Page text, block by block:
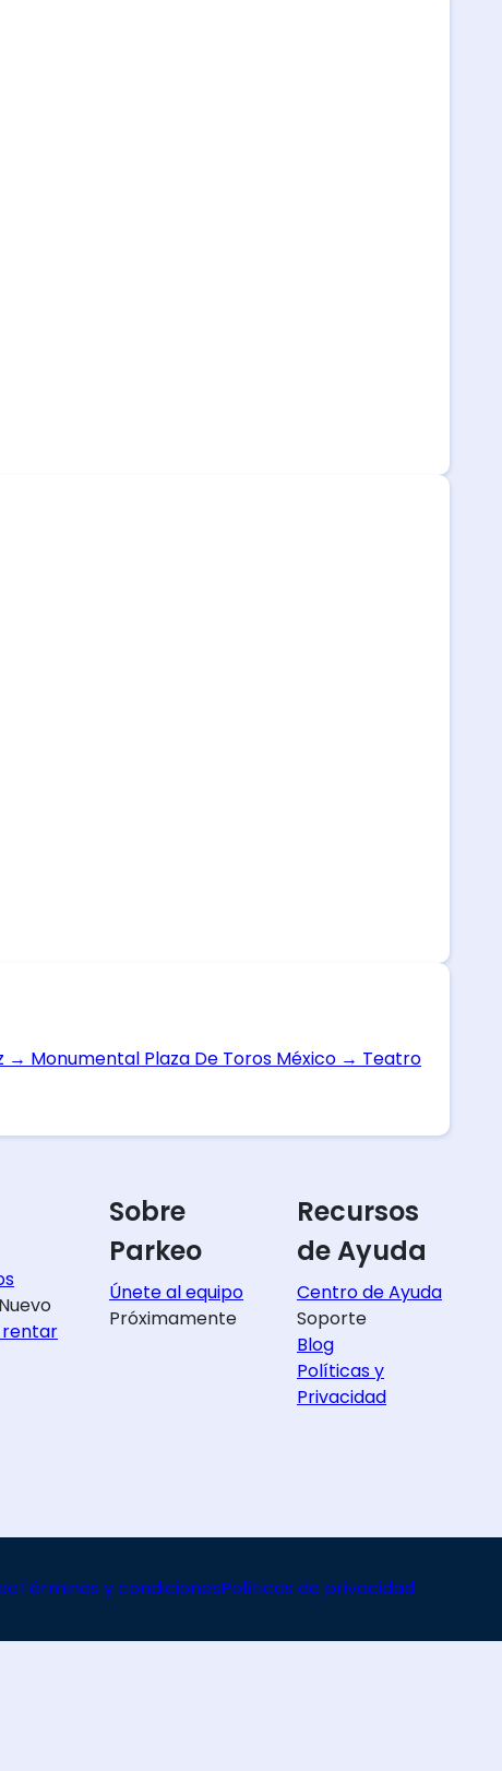
→ Monumental Plaza De Toros México → Teatro
Nuevo
rentar
Recursos
de Ayuda
Centro de Ayuda
Soporte
Blog
Políticas y
Privacidad
Sobre
Parkeo
Únete al equipo
Próximamente
Términos y condicionesPolíticas de privacidad